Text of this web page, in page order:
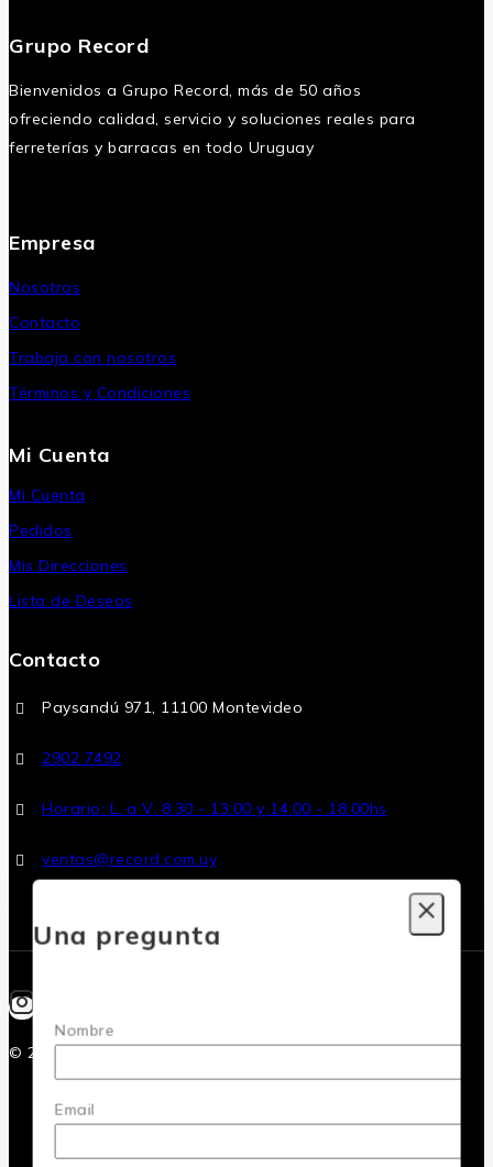
Grupo Record
Bienvenidos a Grupo Record, más de 50 años
ofreciendo calidad, servicio y soluciones reales para
ferreterías y barracas en todo Uruguay
Empresa
Nosotros
Contacto
Trabaja con nosotros
Términos y Condiciones
Mi Cuenta
Mi Cuenta
Pedidos
Mis Direcciones
Lista de Deseos
Contacto
Paysandú 971, 11100 Montevideo
2902 7492
Horario: L. a V. 8:30 - 13:00 y 14:00 - 18:00hs
ventas@record.com.uy
© 2026 Grupo Record - Hecho porNumina
Una pregunta
Nombre
Email